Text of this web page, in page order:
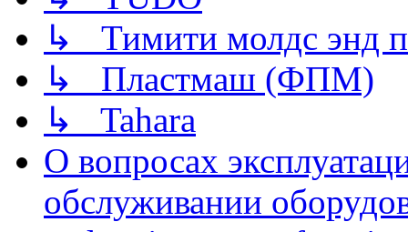
↳ Тимити молдс энд
↳ Пластмаш (ФПМ)
↳ Tahara
О вопросах
обслуживании